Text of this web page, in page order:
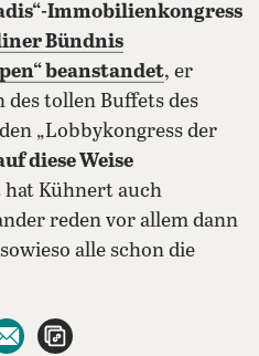
Immobilienkongress
Bündnis
beanstandet, er
tollen Buffets des
„Lobbykongress der
diese Weise
hat Kühnert auch
reden vor allem dann
alle schon die
WhatsApp teilen
per E-Mail teilen